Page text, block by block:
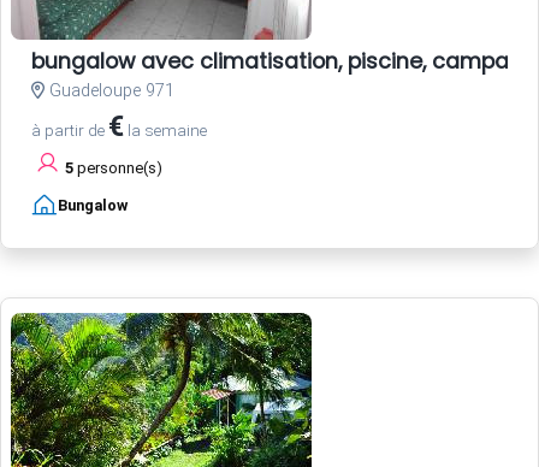
bungalow avec climatisation, piscine,
Guadeloupe 971
à partir de € la semaine
5 personne(s)
Bungalow